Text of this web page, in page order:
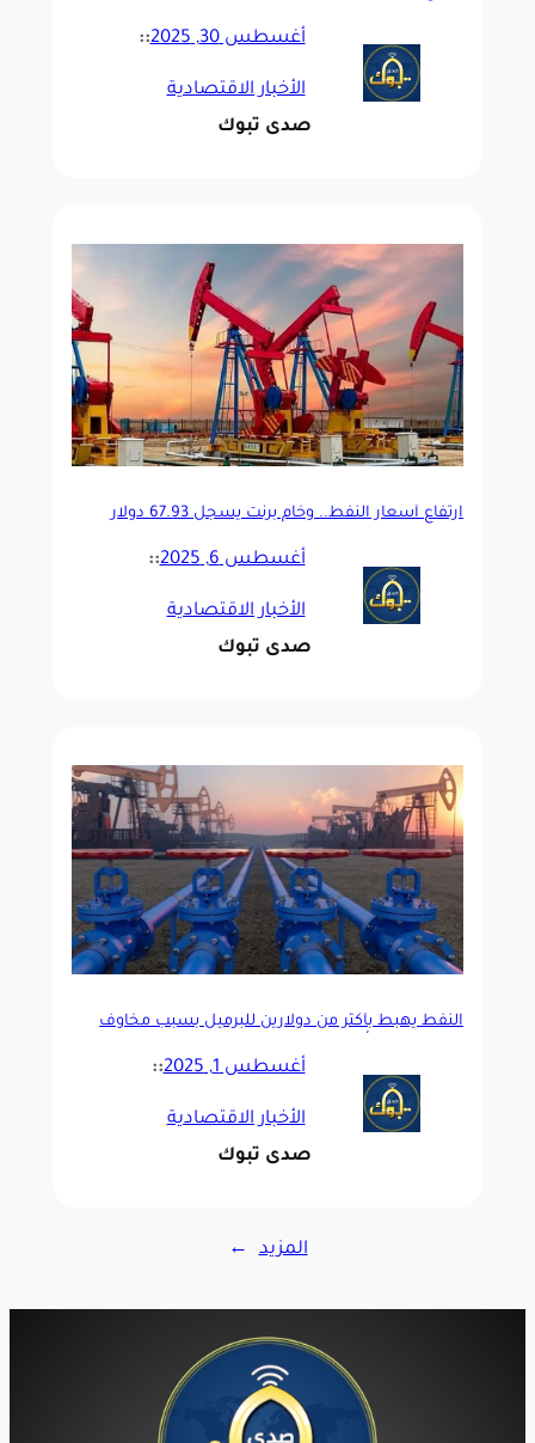
أغسطس 30, 2025 ::
الأخبار الاقتصادية
صدى تبوك
ارتفاع أسعار النفط.. وخام برنت يسجل 67.93 دولار
أغسطس 6, 2025 ::
الأخبار الاقتصادية
صدى تبوك
النفط يهبط بأكثر من دولارين للبرميل بسبب مخاوف
أغسطس 1, 2025 ::
الأخبار الاقتصادية
صدى تبوك
المزيد →